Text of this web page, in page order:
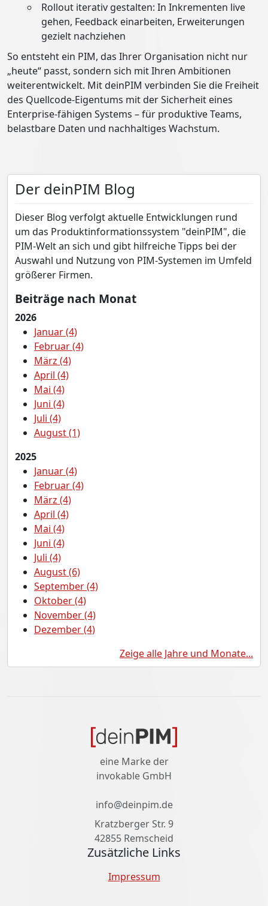
Rollout iterativ gestalten: In Inkrementen live
gehen, Feedback einarbeiten, Erweiterungen
gezielt nachziehen
So entsteht ein PIM, das Ihrer Organisation nicht nur
„heute“ passt, sondern sich mit Ihren Ambitionen
weiterentwickelt. Mit deinPIM verbinden Sie die Freiheit
des Quellcode-Eigentums mit der Sicherheit eines
Enterprise-fähigen Systems – für produktive Teams,
belastbare Daten und nachhaltiges Wachstum.
Der deinPIM Blog
Dieser Blog verfolgt aktuelle Entwicklungen rund
um das Produktinformationssystem "deinPIM", die
PIM-Welt an sich und gibt hilfreiche Tipps bei der
Auswahl und Nutzung von PIM-Systemen im Umfeld
größerer Firmen.
Beiträge nach Monat
2026
Januar (4)
Februar (4)
März (4)
April (4)
Mai (4)
Juni (4)
Juli (4)
August (1)
2025
Januar (4)
Februar (4)
März (4)
April (4)
Mai (4)
Juni (4)
Juli (4)
August (6)
September (4)
Oktober (4)
November (4)
Dezember (4)
Zeige alle Jahre und Monate...
eine Marke der
invokable GmbH
info@deinpim.de
Kratzberger Str. 9
42855 Remscheid
Zusätzliche Links
Impressum